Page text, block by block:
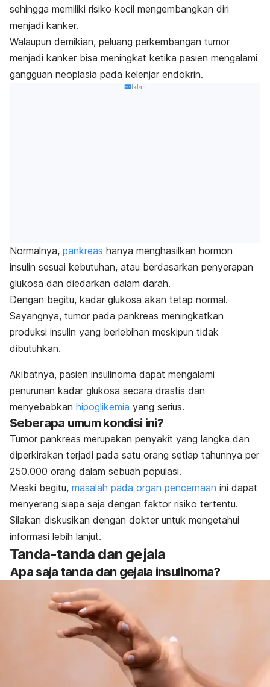
sehingga memiliki risiko kecil mengembangkan diri
menjadi kanker.
Walaupun demikian, peluang perkembangan tumor
menjadi kanker bisa meningkat ketika pasien mengalami
gangguan neoplasia pada kelenjar endokrin.
Iklan
Normalnya, pankreas hanya menghasilkan hormon
insulin sesuai kebutuhan, atau berdasarkan penyerapan
glukosa dan diedarkan dalam darah.
Dengan begitu, kadar glukosa akan tetap normal.
Sayangnya, tumor pada pankreas meningkatkan
produksi insulin yang berlebihan meskipun tidak
dibutuhkan.
Akibatnya, pasien insulinoma dapat mengalami
penurunan kadar glukosa secara drastis dan
menyebabkan hipoglikemia yang serius.
Seberapa umum kondisi ini?
Tumor pankreas merupakan penyakit yang langka dan
diperkirakan terjadi pada satu orang setiap tahunnya per
250.000 orang dalam sebuah populasi.
Meski begitu, masalah pada organ pencernaan ini dapat
menyerang siapa saja dengan faktor risiko tertentu.
Silakan diskusikan dengan dokter untuk mengetahui
informasi lebih lanjut.
Tanda-tanda dan gejala
Apa saja tanda dan gejala insulinoma?